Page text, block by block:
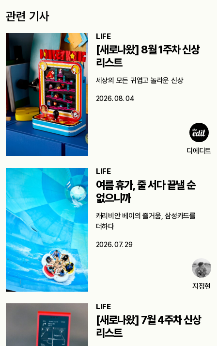
관련 기사
LIFE
[새로나왔] 8월 1주차 신상
리스트
세상의 모든 귀엽고 놀라운 신상
2026. 08. 04
디에디트
LIFE
여름 휴가, 줄 서다 끝낼 순
없으니까
캐리비안 베이의 즐거움, 삼성카드를
더하다
2026. 07. 29
지정현
LIFE
[새로나왔] 7월 4주차 신상
리스트